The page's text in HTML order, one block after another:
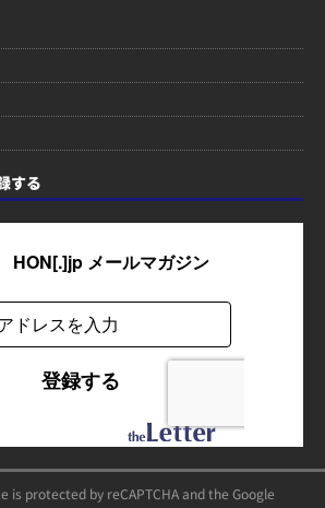
する
is protected by reCAPTCHA and the Google